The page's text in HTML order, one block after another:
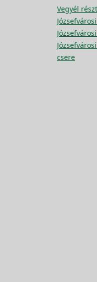
Vegyél
csere